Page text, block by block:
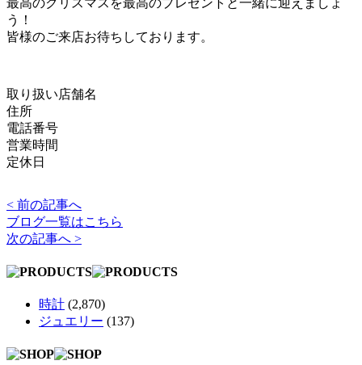
う！
皆様のご来店お待ちしております。
取り扱い店舗名
住所
電話番号
営業時間
定休日
< 前の記事へ
ブログ一覧はこちら
次の記事へ >
時計 (2,870)
ジュエリー (137)